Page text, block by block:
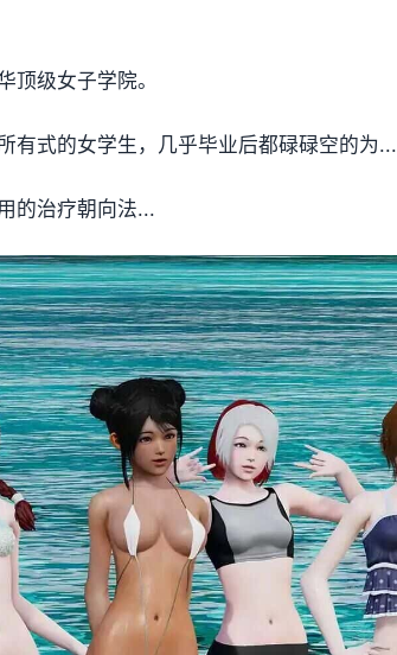
顶级女子学院。
有式的女学生，几乎毕业后都碌碌空的为...
的治疗朝向法...